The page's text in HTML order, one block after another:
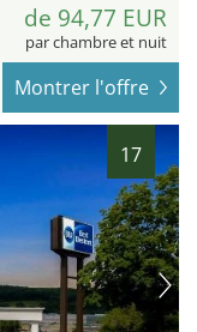
de 94,77 EUR
par chambre et nuit
Montrer l'offre
17